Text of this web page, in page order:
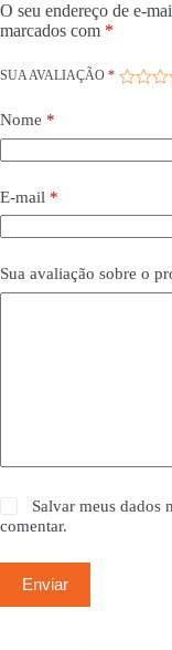
O seu endereço de e-
marcados com *
SUA AVALIAÇÃO *
Nome *
E-mail *
Sua avaliação sobre o
Salvar meus dados
comentar.
Enviar